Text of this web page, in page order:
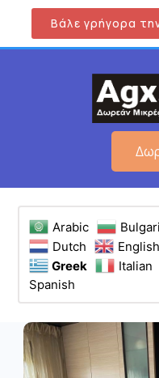
Βάλε γρήγορα
Arabic
Dutch
English
Greek
Italian
Spanish